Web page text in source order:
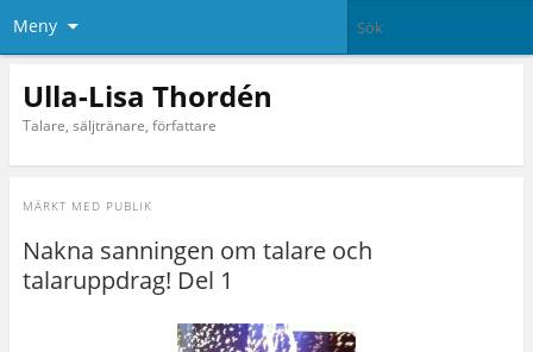
Meny
Ulla-Lisa Thordén
Talare, säljtränare, författare
MÄRKT MED PUBLIK
Nakna sanningen om talare och
talaruppdrag! Del 1